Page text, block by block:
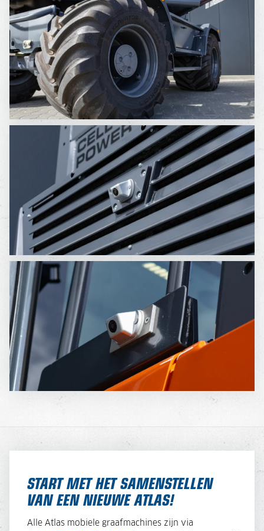
START MET HET SAMENSTELLEN
VAN EEN NIEUWE ATLAS!
Alle Atlas mobiele graafmachines zijn via